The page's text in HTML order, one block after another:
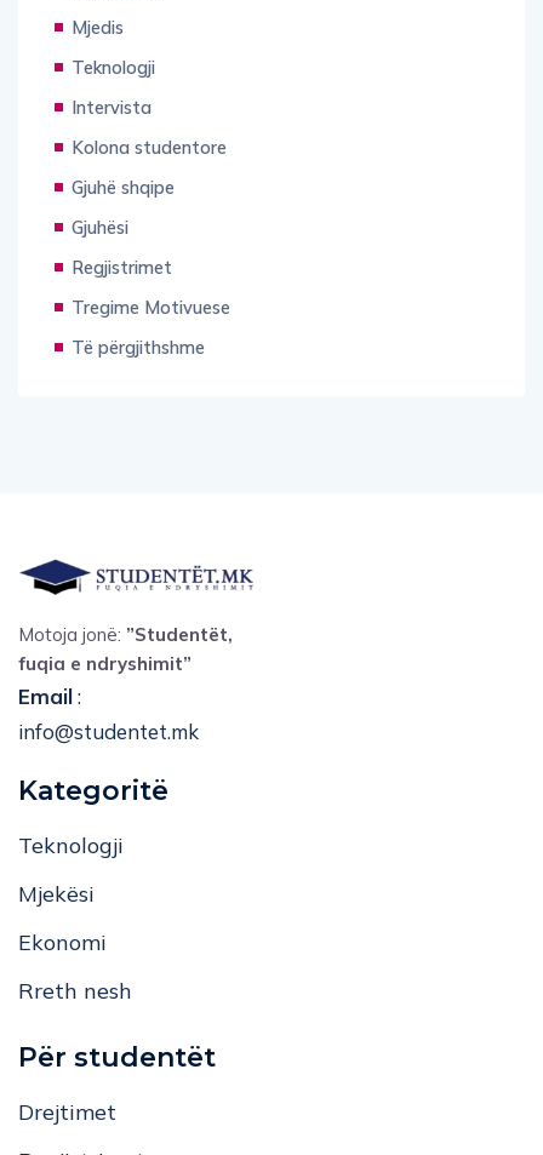
Mjedis
Teknologji
Intervista
Kolona studentore
Gjuhë shqipe
Gjuhësi
Regjistrimet
Tregime Motivuese
Të përgjithshme
Motoja jonë: ”Studentët,
fuqia e ndryshimit”
Email:
info@studentet.mk
Kategoritë
Teknologji
Mjekësi
Ekonomi
Rreth nesh
Për studentët
Drejtimet